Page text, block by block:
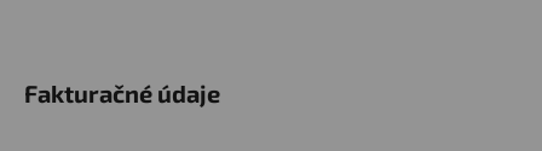
Fakturačné údaje